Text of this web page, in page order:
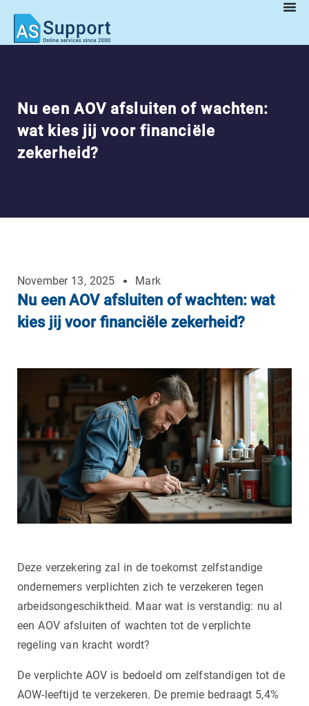
Nu een AOV afsluiten of wachten:
wat kies jij voor financiële
zekerheid?
November 13, 2025 Mark
Nu een AOV afsluiten of wachten: wat
kies jij voor financiële zekerheid?
Deze verzekering zal in de toekomst zelfstandige
ondernemers verplichten zich te verzekeren tegen
arbeidsongeschiktheid. Maar wat is verstandig: nu al
een AOV afsluiten of wachten tot de verplichte
regeling van kracht wordt?
De verplichte AOV is bedoeld om zelfstandigen tot de
AOW-leeftijd te verzekeren. De premie bedraagt 5,4%